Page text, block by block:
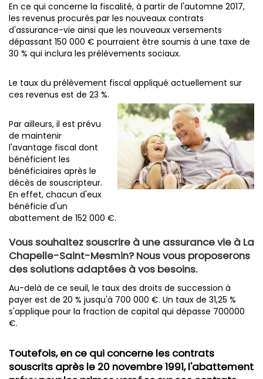
En ce qui concerne la fiscalité, à partir de l'automne 2017,
les revenus procurés par les nouveaux contrats
d'assurance-vie ainsi que les nouveaux versements
dépassant 150 000 € pourraient être soumis à une taxe de
30 % qui inclura les prélèvements sociaux.
Le taux du prélèvement fiscal appliqué actuellement sur
ces revenus est de 23 %.
Par ailleurs, il est prévu
de maintenir
l'avantage fiscal dont
bénéficient les
bénéficiaires après le
décès de souscripteur.
En effet, chacun d'eux
bénéficie d'un
abattement de 152 000 €.
Vous souhaitez souscrire à une assurance vie à La
Chapelle-Saint-Mesmin? Nous vous proposerons
des solutions adaptées à vos besoins.
Au-delà de ce seuil, le taux des droits de succession à
payer est de 20 % jusqu'à 700 000 €. Un taux de 31,25 %
s'applique pour la fraction de capital qui dépasse 700000
€.
Toutefois, en ce qui concerne les contrats
souscrits après le 20 novembre 1991, l'abattement